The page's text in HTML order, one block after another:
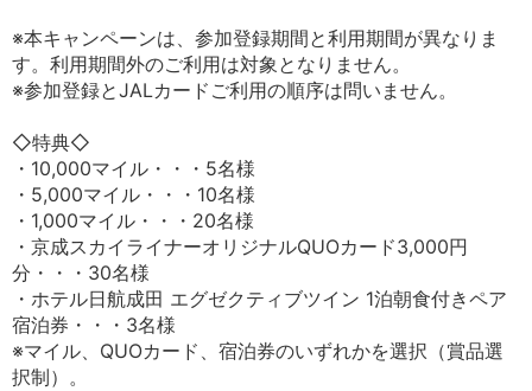
※本キャンペーンは、参加登録期間と利用期間が異なりま
す。利用期間外のご利用は対象となりません。
※参加登録とJALカードご利用の順序は問いません。
◇特典◇
・10,000マイル・・・5名様
・5,000マイル・・・10名様
・1,000マイル・・・20名様
・京成スカイライナーオリジナルQUOカード3,000円
分・・・30名様
・ホテル日航成田 エグゼクティブツイン 1泊朝食付きペア
宿泊券・・・3名様
※マイル、QUOカード、宿泊券のいずれかを選択（賞品選
択制）。